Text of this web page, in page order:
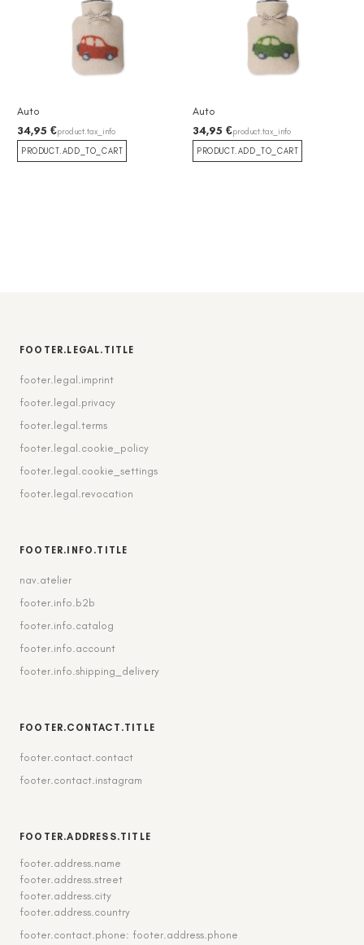
Auto
34,95 €product.tax_info
PRODUCT.ADD_TO_CART
Auto
34,95 €product.tax_info
PRODUCT.ADD_TO_CART
FOOTER.LEGAL.TITLE
footer.legal.imprint
footer.legal.privacy
footer.legal.terms
footer.legal.cookie_policy
footer.legal.cookie_settings
footer.legal.revocation
FOOTER.INFO.TITLE
nav.atelier
footer.info.b2b
footer.info.catalog
footer.info.account
footer.info.shipping_delivery
FOOTER.CONTACT.TITLE
footer.contact.contact
footer.contact.instagram
FOOTER.ADDRESS.TITLE
footer.address.name
footer.address.street
footer.address.city
footer.address.country
footer.contact.phone: footer.address.phone